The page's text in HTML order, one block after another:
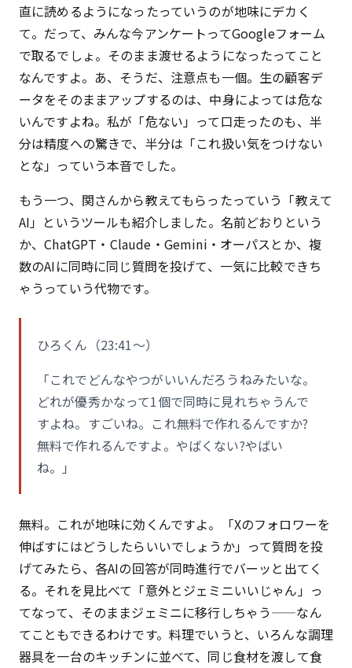
直に読めるようになったっていうのが地味にデカく
て。だって、みんな今アンケートってGoogleフォーム
で取るでしょ。そのまま渡せるようになったってこと
なんですよ。あ、そうだ、注意点も一個。生の顧客デ
ータをそのままアップするのは、中身によっては危な
いんですよね。私が「危ない」って口走ったのも、半
分は精度への驚きで、半分は「これ扱い気をつけない
とな」っていう本音でした。
もう一つ、関さんから教えてもらったっていう「教えて
AI」というツールも紹介しました。名前どおりという
か、ChatGPT・Claude・Gemini・オーパスとか、複
数のAIに同時に同じ質問を投げて、一気に比較できち
ゃうっていう代物です。
ひろくん（23:41〜）
「これでどんなやつがいいんだろうねみたいな。
どれが優秀かなって1個で同時に見れちゃうんで
すよね。すごいね。これ無料で作れるんですか?
無料で作れるんですよ。やばくない?やばい
ね。」
無料。これが地味に効くんですよ。「Xのフォロワーを
伸ばすにはどうしたらいいでしょうか」って質問を投
げてみたら、各AIの回答が同時進行でバーッと出てく
る。それを見比べて「意外とジェミニいいじゃん」っ
てなって、そのままジェミニに移行しちゃう——なん
てこともできるわけです。料理でいうと、いろんな調理
器具を一台のキッチンに並べて、同じ食材を渡して食